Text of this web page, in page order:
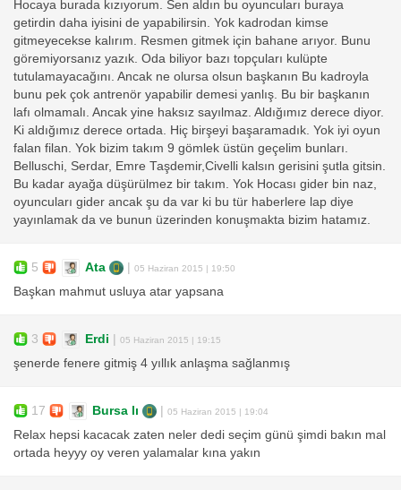
Hocaya burada kızıyorum. Sen aldın bu oyuncuları buraya
getirdin daha iyisini de yapabilirsin. Yok kadrodan kimse
gitmeyecekse kalırım. Resmen gitmek için bahane arıyor. Bunu
göremiyorsanız yazık. Oda biliyor bazı topçuları kulüpte
tutulamayacağını. Ancak ne olursa olsun başkanın Bu kadroyla
bunu pek çok antrenör yapabilir demesi yanlış. Bu bir başkanın
lafı olmamalı. Ancak yine haksız sayılmaz. Aldığımız derece diyor.
Ki aldığımız derece ortada. Hiç birşeyi başaramadık. Yok iyi oyun
falan filan. Yok bizim takım 9 gömlek üstün geçelim bunları.
Belluschi, Serdar, Emre Taşdemir,Civelli kalsın gerisini şutla gitsin.
Bu kadar ayağa düşürülmez bir takım. Yok Hocası gider bin naz,
oyuncuları gider ancak şu da var ki bu tür haberlere lap diye
yayınlamak da ve bunun üzerinden konuşmakta bizim hatamız.
5 Ata 05 Haziran 2015 | 19:50
Başkan mahmut usluya atar yapsana
3 Erdi 05 Haziran 2015 | 19:15
şenerde fenere gitmiş 4 yıllık anlaşma sağlanmış
17 Bursa lı 05 Haziran 2015 | 19:04
Relax hepsi kacacak zaten neler dedi seçim günü şimdi bakın mal
ortada heyyy oy veren yalamalar kına yakın